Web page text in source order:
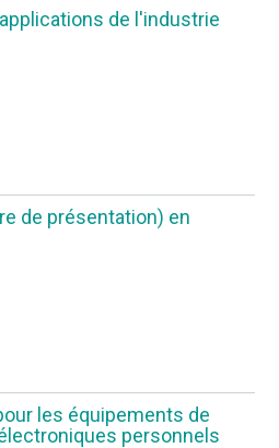
de l'industrie
de présentation) en
les équipements de
personnels